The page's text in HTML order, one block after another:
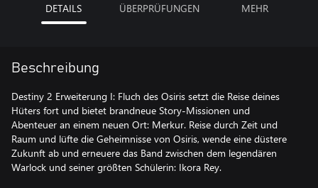
DETAILS ÜBERPRÜFUNGEN MEHR
Beschreibung
Destiny 2 Erweiterung I: Fluch des Osiris setzt die Reise deines
Hüters fort und bietet brandneue Story-Missionen und
Abenteuer an einem neuen Ort: Merkur. Reise durch Zeit und
Raum und lüfte die Geheimnisse von Osiris, wende eine düstere
Zukunft ab und erneuere das Band zwischen dem legendären
Warlock und seiner größten Schülerin: Ikora Rey.